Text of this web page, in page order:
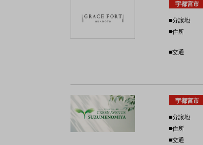
宇都宮市
■分譲地
■住所
■交通
宇都宮市
■分譲地
■住所
■交通